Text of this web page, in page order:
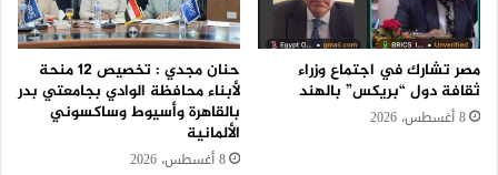
مصر تشارك في اجتماع وزراء
ثقافة دول “بريكس” بالهند
8 أغسطس، 2026
حنان مجدي : تخصيص 12 منحة
لأبناء محافظة الوادي بجامعتي بدر
بالقاهرة وأسيوط وساكسوني
الألمانية
8 أغسطس، 2026